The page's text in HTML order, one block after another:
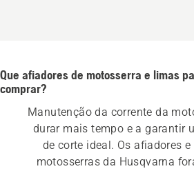
Que afiadores de motosserra e limas
comprar?
Manutenção da corrente da
durar mais tempo e a garantir
de corte ideal. Os afiadores
motosserras da Husqvarna